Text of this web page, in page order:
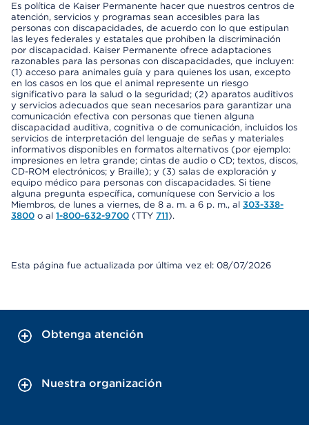
Es política de Kaiser Permanente hacer que nuestros centros de
atención, servicios y programas sean accesibles para las
personas con discapacidades, de acuerdo con lo que estipulan
las leyes federales y estatales que prohíben la discriminación
por discapacidad. Kaiser Permanente ofrece adaptaciones
razonables para las personas con discapacidades, que incluyen:
(1) acceso para animales guía y para quienes los usan, excepto
en los casos en los que el animal represente un riesgo
significativo para la salud o la seguridad; (2) aparatos auditivos
y servicios adecuados que sean necesarios para garantizar una
comunicación efectiva con personas que tienen alguna
discapacidad auditiva, cognitiva o de comunicación, incluidos los
servicios de interpretación del lenguaje de señas y materiales
informativos disponibles en formatos alternativos (por ejemplo:
impresiones en letra grande; cintas de audio o CD; textos, discos,
CD-ROM electrónicos; y Braille); y (3) salas de exploración y
equipo médico para personas con discapacidades. Si tiene
alguna pregunta específica, comuníquese con Servicio a los
Miembros, de lunes a viernes, de 8 a. m. a 6 p. m., al 303-338-
3800 o al 1-800-632-9700 (TTY 711).
Esta página fue actualizada por última vez el: 08/07/2026
Obtenga atención
Nuestra organización